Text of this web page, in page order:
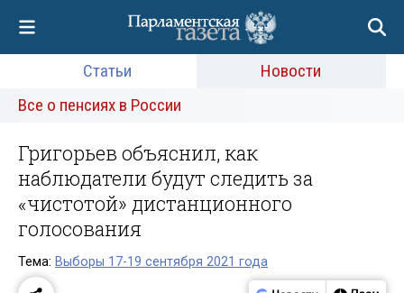
Статьи
Новости
Все о пенсиях в России
Григорьев объяснил, как
наблюдатели будут следить за
«чистотой» дистанционного
голосования
Тема: Выборы 17-19 сентября 2021 года